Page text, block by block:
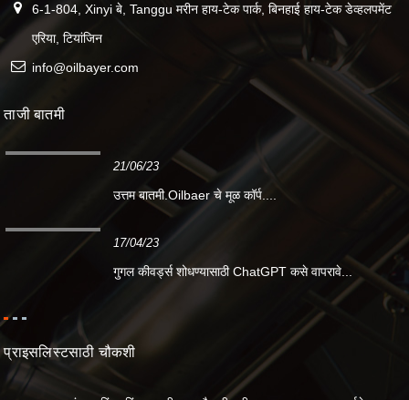
6-1-804, Xinyi बे, Tanggu मरीन हाय-टेक पार्क, बिनहाई हाय-टेक डेव्हलपमेंट
एरिया, टियांजिन
info@oilbayer.com
ताजी बातमी
21/06/23
उत्तम बातमी.Oilbaer चे मूळ कॉर्प....
17/04/23
गुगल कीवर्ड्स शोधण्यासाठी ChatGPT कसे वापरावे...
प्राइसलिस्टसाठी चौकशी